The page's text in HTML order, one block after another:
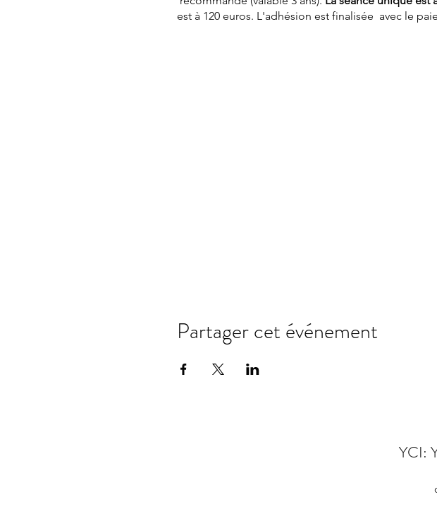
est à 120 euros. L'adhésion est finalisée avec le
Partager cet événement
YCI: